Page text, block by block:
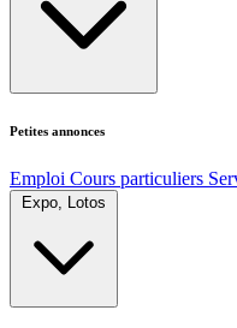
Petites annonces
Emploi Cours particuliers
Expo, Lotos